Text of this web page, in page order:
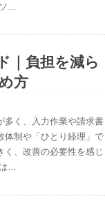
…
｜負担を減ら
方
多く、入力作業や請求書
体制や「ひとり経理」で
く、改善の必要性を感じ
…